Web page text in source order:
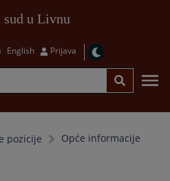
u Livnu
English Prijava
pozicije Opće informacije